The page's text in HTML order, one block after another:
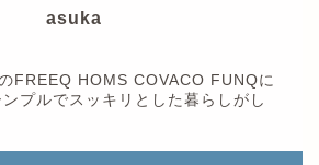
asuka
FREEQ HOMS COVACO FUNQに
プルでスッキリとした暮らしがし